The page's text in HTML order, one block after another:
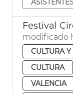
Festival
modificado
CULTURA
CULTURA
VALENCIA